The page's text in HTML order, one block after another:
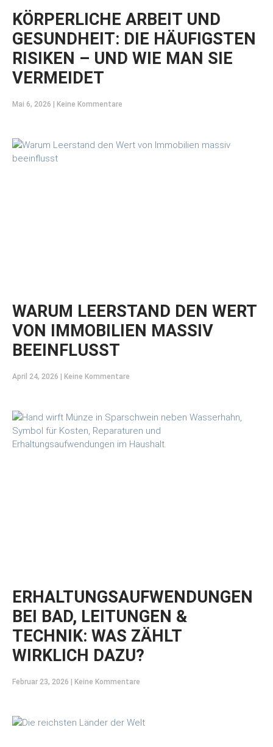
KÖRPERLICHE ARBEIT UND
GESUNDHEIT: DIE HÄUFIGSTEN
RISIKEN – UND WIE MAN SIE
VERMEIDET
Mai 6, 2026 Keine Kommentare
WARUM LEERSTAND DEN WERT
VON IMMOBILIEN MASSIV
BEEINFLUSST
April 24, 2026 Keine Kommentare
ERHALTUNGSAUFWENDUNGEN
BEI BAD, LEITUNGEN &
TECHNIK: WAS ZÄHLT
WIRKLICH DAZU?
Februar 23, 2026 Keine Kommentare